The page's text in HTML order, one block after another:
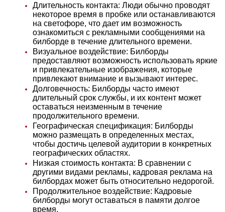
Длительность контакта: Люди обычно проводят
некоторое время в пробке или останавливаются
на светофоре, что дает им возможность
ознакомиться с рекламными сообщениями на
билборде в течение длительного времени.
Визуальное воздействие: Билборды
предоставляют возможность использовать яркие
и привлекательные изображения, которые
привлекают внимание и вызывают интерес.
Долговечность: Билборды часто имеют
длительный срок службы, и их контент может
оставаться неизменным в течение
продолжительного времени.
Географическая спецификация: Билборды
можно размещать в определенных местах,
чтобы достичь целевой аудитории в конкретных
географических областях.
Низкая стоимость контакта: В сравнении с
другими видами рекламы, кадровая реклама на
билбордах может быть относительно недорогой.
Продолжительное воздействие: Кадровые
билборды могут оставаться в памяти долгое
время.